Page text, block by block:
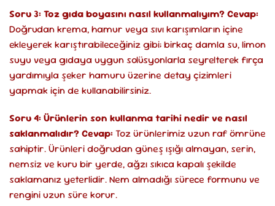
Soru 3: Toz gıda boyasını nasıl kullanmalıyım?Cevap:
Doğrudan krema, hamur veya sıvı karışımların içine
ekleyerek karıştırabileceğiniz gibi; birkaç damla su, limon
suyu veya gıdaya uygun solüsyonlarla seyrelterek fırça
yardımıyla şeker hamuru üzerine detay çizimleri
yapmak için de kullanabilirsiniz.
Soru 4: Ürünlerin son kullanma tarihi nedir ve nasıl
saklanmalıdır?Cevap:Toz ürünlerimiz uzun raf ömrüne
sahiptir. Ürünleri doğrudan güneş ışığı almayan, serin,
nemsiz ve kuru bir yerde, ağzı sıkıca kapalı şekilde
saklamanız yeterlidir. Nem almadığı sürece formunu ve
rengini uzun süre korur.